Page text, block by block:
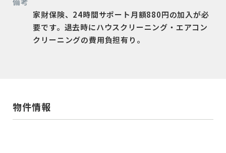
家財保険、24時間サポート月額880円の加入が必
要です。退去時にハウスクリーニング・エアコン
クリーニングの費用負担有り。
物件情報